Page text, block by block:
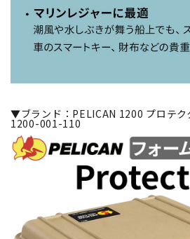
▼ブランド：PELICAN 1200 プロテク
1200-001-110